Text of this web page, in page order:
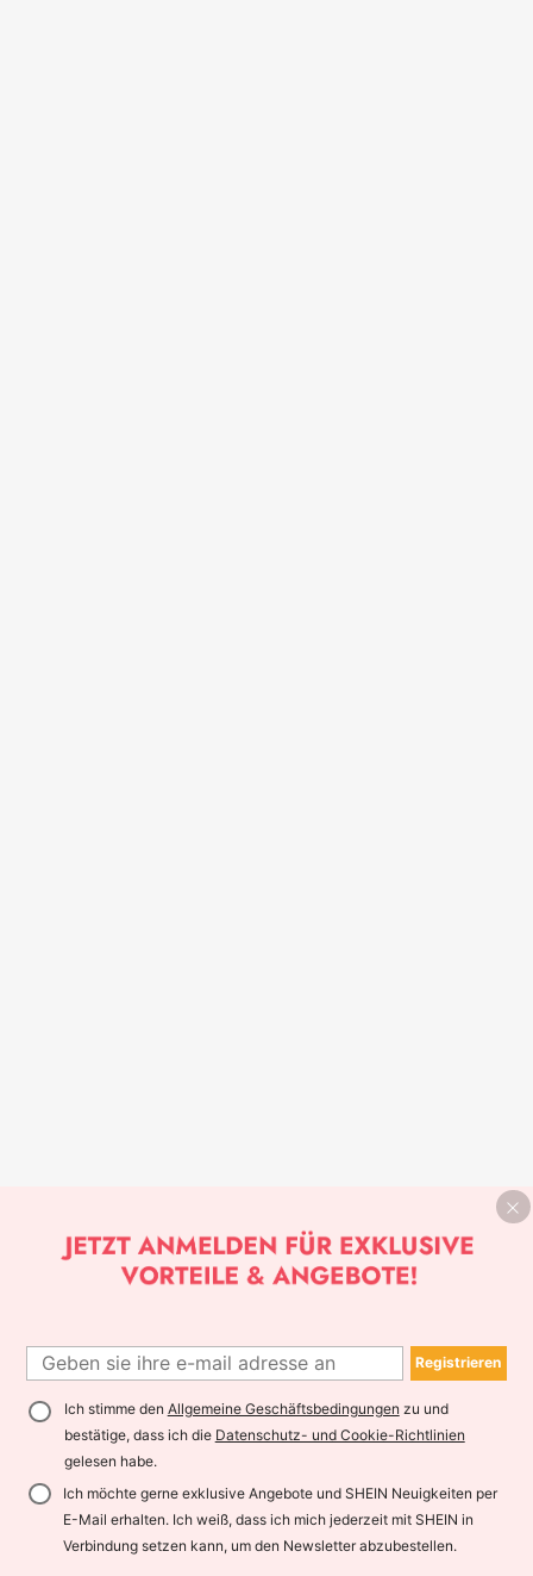
Registrieren
Ich stimme den Allgemeine Geschäftsbedingungen zu und
bestätige, dass ich die Datenschutz- und Cookie-Richtlinien
gelesen habe.
Ich möchte gerne exklusive Angebote und SHEIN Neuigkeiten per
E-Mail erhalten. Ich weiß, dass ich mich jederzeit mit SHEIN in
Verbindung setzen kann, um den Newsletter abzubestellen.